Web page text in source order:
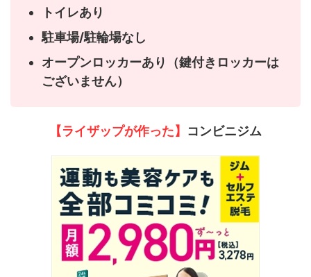
トイレあり
駐車場/駐輪場なし
オープンロッカーあり（鍵付きロッカーは
ございません）
【ライザップが作った】 コンビニジム